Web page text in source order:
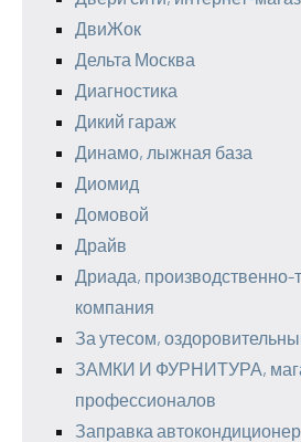
ДвиЖок
Дельта Москва
Диагностика
Дикий гараж
Динамо, лыжная база
Диомид
Домовой
Драйв
Дриада, производственно-
компания
За утесом,
ЗАМКИ И ФУРНИТУРА,
профессионалов
Заправка